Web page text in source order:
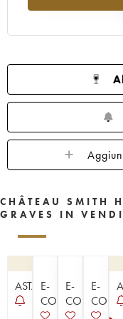
CHÂTEAU SMITH
GRAVES IN
ASTA
E-
COMMERCE
E-
E-